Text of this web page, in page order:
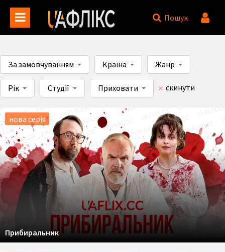
Пошук
За замовчуванням Країна Жанр
Рік Студії Приховати скинути
нова серія
Прибиральник